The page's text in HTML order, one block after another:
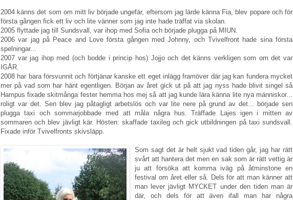
2004 känns det som om mitt liv började ungefär, eftersom jag lärde känna Fia, blev popare och för
första gången fick ett liv och lite vänner som jag inte hade träffat via skolan.
2005 flyttade jag till Sundsvall, var ihop med Sofia och började plugga på MIUN.
2006 var jag på Peace and Love första gången med Johnny, och Tvivelfront hade sina första
spelningar...
2007 var jag ihop med (och bodde i princip hos) Jojjo och det känns verkligen som om det var
IGÅR.
2008 har bara försvunnit och förtjänar kanske ett eget inlägg framöver där jag kan fundera mycket
mer på vad som har hänt egentligen. Början av året gick ut på att jag nyss hade blivit singel så
Hampus fixade skitmånga fester hemma hos mej så att jag kunde lära känna lite nya människor...
roligt var det. Sen blev jag påtagligt arbetslös och var lite nere på grund av det... började sen
plugga taxi och sommarjobbade med att måla några hus. Träffade Lajes igen i mitten av
sommaren och blev jävligt kär. Hösten: skaffade taxileg och gick utbildningen på taxi sundsvall.
Fixade inför Tvivelfronts skivsläpp.
Som sagt det är helt sjukt vad tiden går, jag har rätt
svårt att hantera det men en sak som är rätt vettig är
ju att försöka att komma iväg på åtminstone en
festival om året eller så. Dels för att man känner att
man lever jävligt MYCKET under den tiden man är
där, och dels för att även ifall man har några